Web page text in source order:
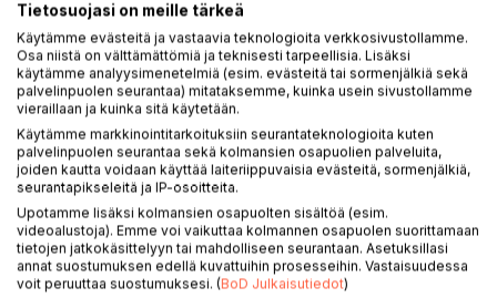
LISÄÄ OSTOSKORIIN
Lisää muistilistalle
Arvostele tuote
KUVAUS
Tietosuojasi on meille tärkeä
Käytämme evästeitä ja vastaavia teknologioita verkkosivustollamme.
Osa niistä on välttämättömiä ja teknisesti tarpeellisia. Lisäksi
käytämme analyysimenetelmiä (esim. evästeitä tai sormenjälkiä sekä
palvelinpuolen seurantaa) mitataksemme, kuinka usein sivustollamme
vieraillaan ja kuinka sitä käytetään.
Käytämme markkinointitarkoituksiin seurantateknologioita kuten
palvelinpuolen seurantaa sekä kolmansien osapuolien palveluita,
joiden kautta voidaan käyttää laiteriippuvaisia evästeitä, sormenjälkiä,
seurantapikseleitä ja IP-osoitteita.
Upotamme lisäksi kolmansien osapuolten sisältöä (esim.
videoalustoja). Emme voi vaikuttaa kolmannen osapuolen suorittamaan
tietojen jatkokäsittelyyn tai mahdolliseen seurantaan. Asetuksillasi
annat suostumuksen edellä kuvattuihin prosesseihin. Vastaisuudessa
voit peruuttaa suostumuksesi. (BoD Julkaisutiedot)